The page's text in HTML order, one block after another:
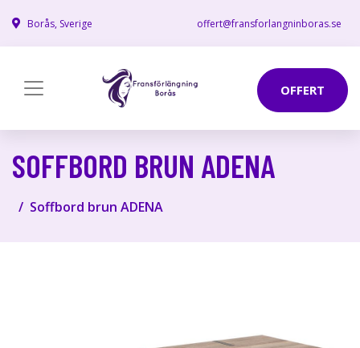
Borås, Sverige offert@fransforlangninboras.se
OFFERT
SOFFBORD BRUN ADENA
Soffbord brun ADENA